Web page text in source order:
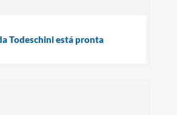
Todeschini está pronta